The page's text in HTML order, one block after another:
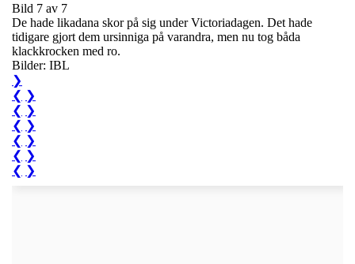
Bild 7 av 7
De hade likadana skor på sig under Victoriadagen. Det hade
tidigare gjort dem ursinniga på varandra, men nu tog båda
klackkrocken med ro.
Bilder: IBL
❯
❮ ❯
❮ ❯
❮ ❯
❮ ❯
❮ ❯
❮ ❯